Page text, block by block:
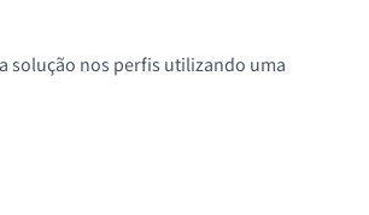
solução nos perfis utilizando uma